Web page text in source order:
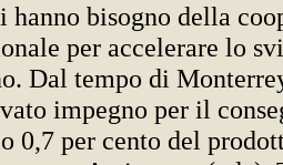
bisogno della
per accelerare lo
Dal tempo di
impegno per il
0,7 per cento del